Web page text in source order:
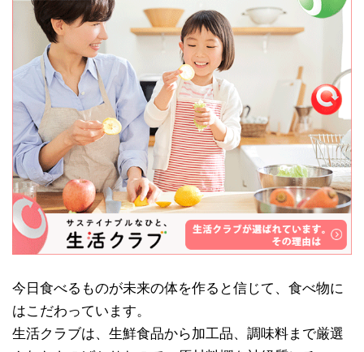
今日食べるものが未来の体を作ると信じて、食べ物に
はこだわっています。
生活クラブは、生鮮食品から加工品、調味料まで厳選